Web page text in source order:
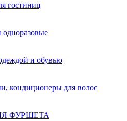
гостиниц
одноразовые
и обувью
кондиционеры для волос
ФУРШЕТА